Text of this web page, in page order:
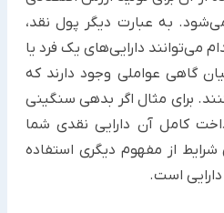
به عبارت دیگر پول نقد،
می‌توانند دارایی‌های یک فرد یا
گاهی عواملی وجود دارند که
برای مثال اگر بدهی سنگینی
کامل آن دارایی نقدی شما
از مفهوم دیگری استفاده
است.